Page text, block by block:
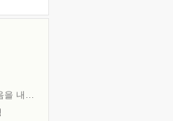
귀를 열고 마음을 내어주고